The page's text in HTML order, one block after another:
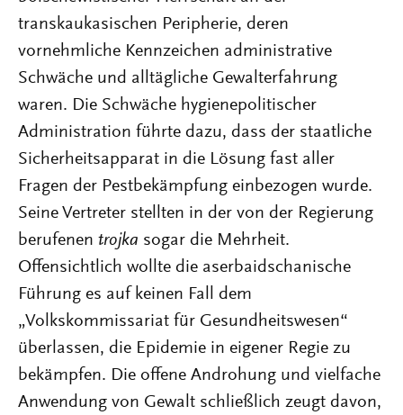
transkaukasischen Peripherie, deren
vornehmliche Kennzeichen administrative
Schwäche und alltägliche Gewalterfahrung
waren. Die Schwäche hygienepolitischer
Administration führte dazu, dass der staatliche
Sicherheitsapparat in die Lösung fast aller
Fragen der Pestbekämpfung einbezogen wurde.
Seine Vertreter stellten in der von der Regierung
berufenen trojka sogar die Mehrheit.
Offensichtlich wollte die aserbaidschanische
Führung es auf keinen Fall dem
„Volkskommissariat für Gesundheitswesen“
überlassen, die Epidemie in eigener Regie zu
bekämpfen. Die offene Androhung und vielfache
Anwendung von Gewalt schließlich zeugt davon,